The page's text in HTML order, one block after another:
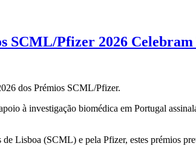
SCML/Pfizer 2026 Celebram
dos Prémios SCML/Pfizer.
à investigação biomédica em Portugal
Lisboa (SCML) e pela Pfizer, estes prémios